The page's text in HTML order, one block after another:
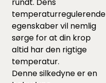
temperaturregulerende
egenskaber vil nemlig
sørge for at din krop
altid har den rigtige
temperatur.
Denne silkedyne er en